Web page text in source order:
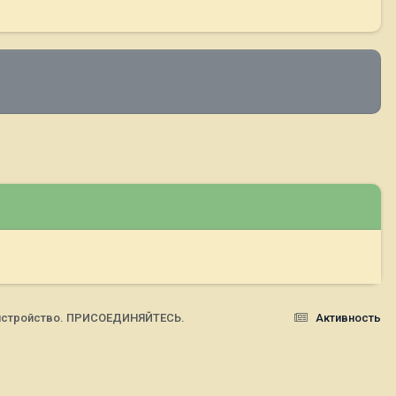
Активность
ПРИСОЕДИНЯЙТЕСЬ.